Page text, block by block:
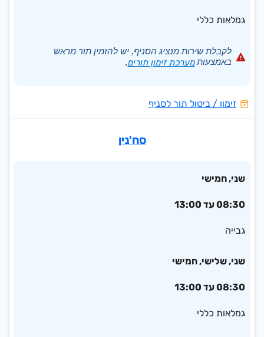
גמלאות כללי
לקבלת שירות מנציג הסניף, יש להזמין תור מראש
באמצעותמערכת זימון תורים.
זימון / ביטול תור לסניף
סח'נין
שני, חמישי
08:30 עד 13:00
גבייה
שני, שלישי, חמישי
08:30 עד 13:00
גמלאות כללי